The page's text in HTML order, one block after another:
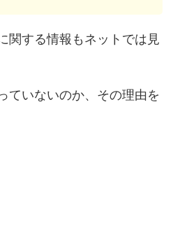
関する情報もネットでは見
ていないのか、その理由を